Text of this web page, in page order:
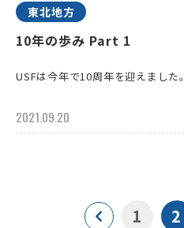
東北地方
10年の歩み Part 1
USFは今年で10周年を迎えました。
2021.09.20
1 2